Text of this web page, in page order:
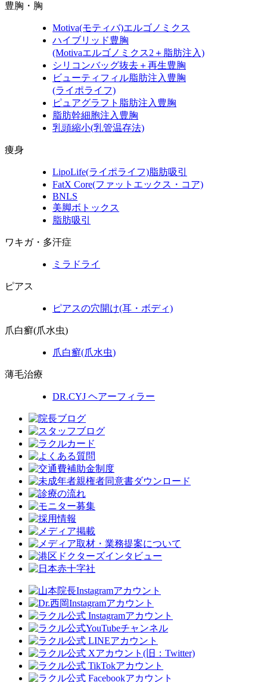
豊胸・胸
Motiva(モティバ)エルゴノミクス
ハイブリッド豊胸
(Motivaエルゴノミクス2＋脂肪注入)
シリコンバッグ抜去＋再生豊胸
ビューティフィル脂肪注入豊胸
(ライポライフ)
ピュアグラフト脂肪注入豊胸
脂肪幹細胞注入豊胸
乳頭縮小(乳管温存法)
痩身
LipoLife(ライポライフ)脂肪吸引
FatX Core(ファットエックス・コア)
BNLS
美脚ボトックス
脂肪吸引
ワキガ・多汗症
ミラドライ
ピアス
ピアスの穴開け(耳・ボディ)
爪白癬(爪水虫)
爪白癬(爪水虫)
薄毛治療
DR.CYJ ヘアーフィラー